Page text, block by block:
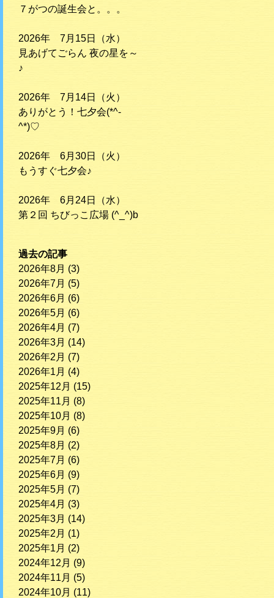
７がつの誕生会と。。。
2026年 7月15日（水）
見あげてごらん 夜の星を～
♪
2026年 7月14日（火）
ありがとう！七夕会(*^-
^*)♡
2026年 6月30日（火）
もうすぐ七夕会♪
2026年 6月24日（水）
第２回 ちびっこ広場 (^_^)b
過去の記事
2026年8月 (3)
2026年7月 (5)
2026年6月 (6)
2026年5月 (6)
2026年4月 (7)
2026年3月 (14)
2026年2月 (7)
2026年1月 (4)
2025年12月 (15)
2025年11月 (8)
2025年10月 (8)
2025年9月 (6)
2025年8月 (2)
2025年7月 (6)
2025年6月 (9)
2025年5月 (7)
2025年4月 (3)
2025年3月 (14)
2025年2月 (1)
2025年1月 (2)
2024年12月 (9)
2024年11月 (5)
2024年10月 (11)